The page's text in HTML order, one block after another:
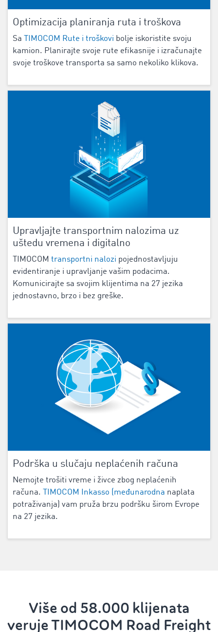
Optimizacija planiranja ruta i troškova
Sa TIMOCOM Rute i troškovi bolje iskoristite svoju
kamion. Planirajte svoje rute efikasnije i izračunajte
svoje troškove transporta sa samo nekoliko klikova.
Upravljajte transportnim nalozima uz
uštedu vremena i digitalno
TIMOCOM transportni nalozi pojednostavljuju
evidentiranje i upravljanje vašim podacima.
Komunicirajte sa svojim klijentima na 27 jezika
jednostavno, brzo i bez greške.
Podrška u slučaju neplaćenih računa
Nemojte trošiti vreme i živce zbog neplaćenih
računa. TIMOCOM Inkasso (međunarodna naplata
potraživanja) vam pruža brzu podršku širom Evrope
na 27 jezika.
Više od 58.000 klijenata
veruje TIMOCOM Road Freight